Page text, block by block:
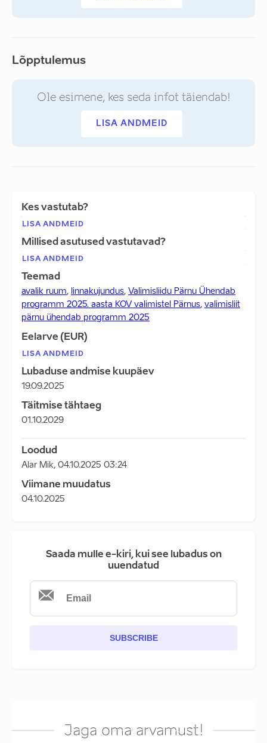
Lõpptulemus
Ole esimene, kes seda infot täiendab!
LISA ANDMEID
Kes vastutab?
LISA ANDMEID
Millised asutused vastutavad?
LISA ANDMEID
Teemad
avalik ruum, linnakujundus, Valimisliidu Pärnu Ühendab
programm 2025. aasta KOV valimistel Pärnus, valimisliit
pärnu ühendab programm 2025
Eelarve (EUR)
LISA ANDMEID
Lubaduse andmise kuupäev
19.09.2025
Täitmise tähtaeg
01.10.2029
Loodud
Alar Mik, 04.10.2025 03:24
Viimane muudatus
04.10.2025
Saada mulle e-kiri, kui see lubadus on
uuendatud
SUBSCRIBE
Jaga oma arvamust!